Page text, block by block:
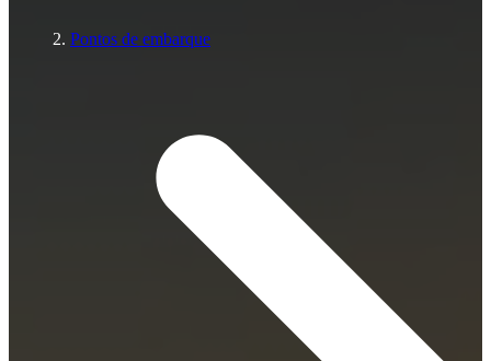
Pontos de embarque